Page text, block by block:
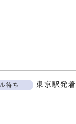
待ち 東京駅発着